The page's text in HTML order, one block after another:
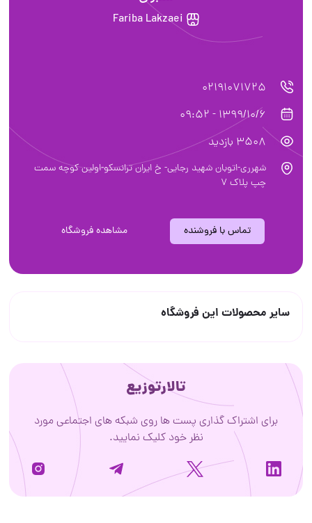
Fariba Lakzaei
02191071725
1399/10/6 - 09:52
3508 بازدید
شهرری-اتوبان شهید رجایی- خ ایران ترانسکو-اولین کوچه سمت
چپ پلاک 7
تماس با فروشنده مشاهده فروشگاه
سایر محصولات این فروشگاه
تالارتوزیع
برای اشتراک گذاری پست ها روی شبکه های اجتماعی مورد
نظر خود کلیک نمایید.